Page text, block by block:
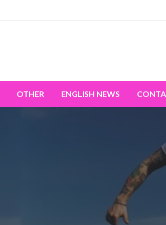
OTHER ENGLISH NEWS